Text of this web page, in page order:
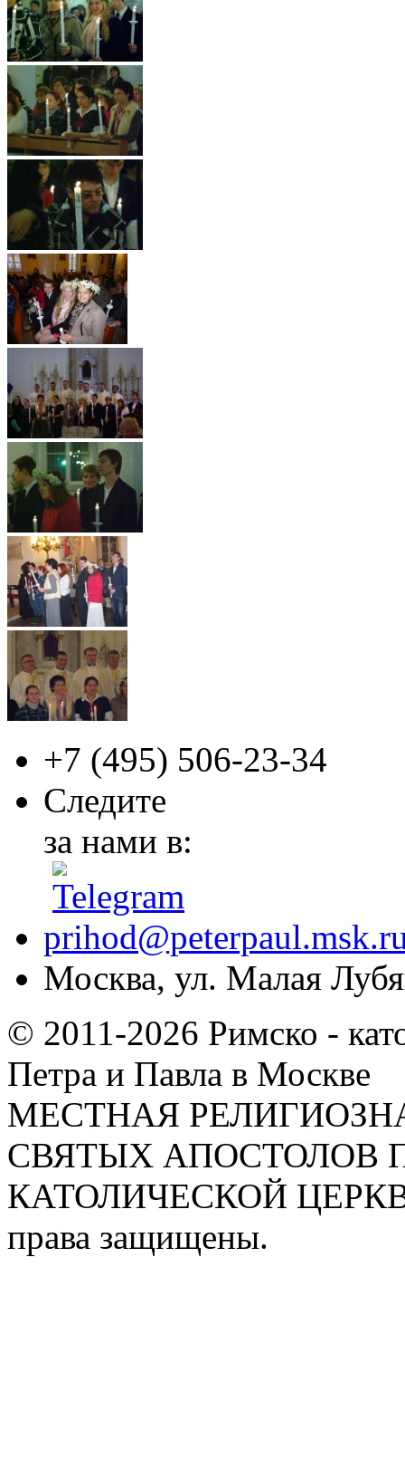
+7 (495) 506-23-34
Следите
за нами в:
Москва, ул. Малая
© 2011-2026 Римско -
Петра и Павла в Москве
МЕСТНАЯ
СВЯТЫХ АПОСТОЛОВ
КАТОЛИЧЕСКОЙ
права защищены.